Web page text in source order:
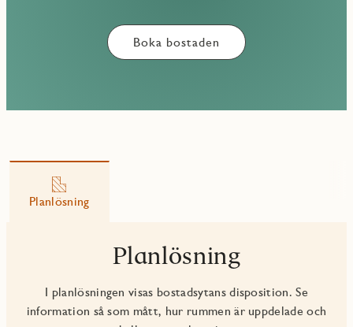
Boka bostaden
Planlösning
Planlösning
I planlösningen visas bostadsytans disposition. Se
information så som mått, hur rummen är uppdelade och